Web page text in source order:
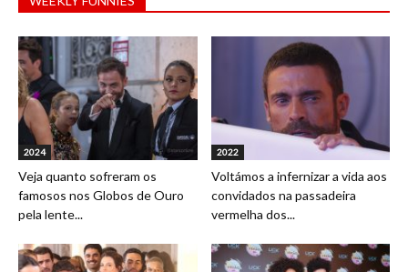
2024
Veja quanto sofreram os
famosos nos Globos de Ouro
pela lente...
2022
Voltámos a infernizar a vida aos
convidados na passadeira
vermelha dos...